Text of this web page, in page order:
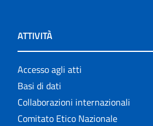
ATTIVITÀ
Accesso agli atti
Basi di dati
Collaborazioni internazionali
Comitato Etico Nazionale